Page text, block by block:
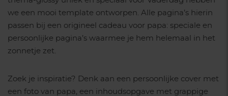
we een mooi template ontworpen. Alle pagina’s hierin
passen bij een origineel cadeau voor papa: speciale en
persoonlijke pagina’s waarmee je hem helemaal in het
zonnetje zet.
Zoek je inspiratie? Denk aan een persoonlijke cover met
een foto van papa, een inhoudsopgave met grappige